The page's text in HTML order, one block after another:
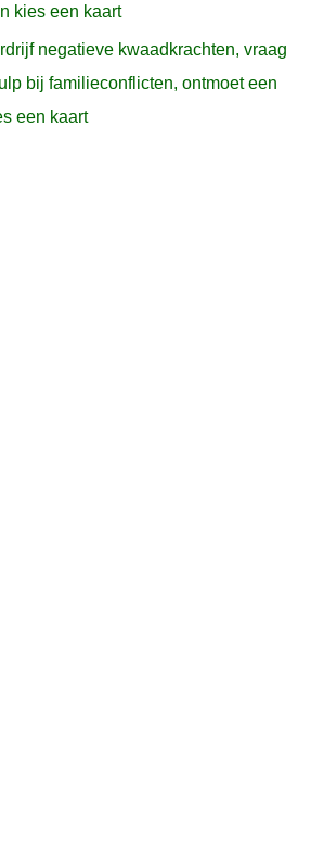
kies een kaart
negatieve kwaadkrachten, vraag
bij familieconflicten, ontmoet een
een kaart